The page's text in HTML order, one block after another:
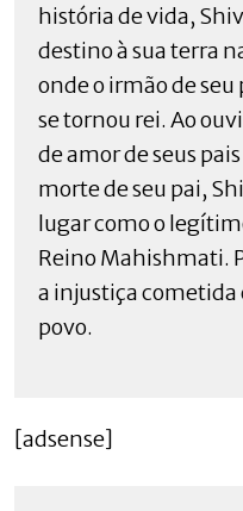
história de vida,
destino à sua terra
onde o irmão de
se tornou rei. Ao
de amor de seus
morte de seu pai,
lugar como o
Reino Mahishmati.
a injustiça cometida
povo.
[adsense]